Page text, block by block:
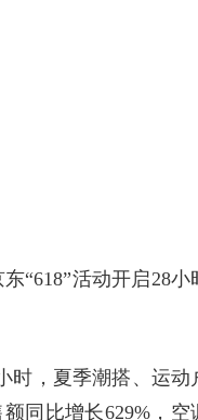
“618”活动开启28小
时，夏季潮搭、运动
同比增长629%，空